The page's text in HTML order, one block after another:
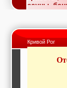
сауны,
продажа,
Окна,
Кривой Рог